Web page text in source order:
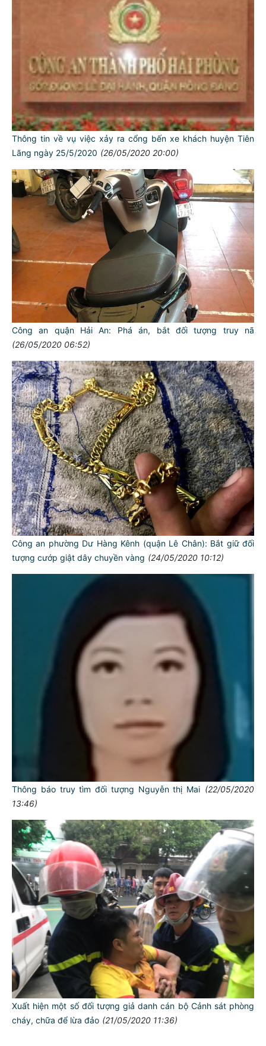
Thông tin về vụ việc xảy ra cổng bến xe khách huyện Tiên
Lãng ngày 25/5/2020 (26/05/2020 20:00)
Công an quận Hải An: Phá án, bắt đối tượng truy nã
(26/05/2020 06:52)
Công an phường Dư Hàng Kênh (quận Lê Chân): Bắt giữ đối
tượng cướp giật dây chuyền vàng (24/05/2020 10:12)
Thông báo truy tìm đối tượng Nguyễn thị Mai (22/05/2020
13:46)
Xuất hiện một số đối tượng giả danh cán bộ Cảnh sát phòng
cháy, chữa để lừa đảo (21/05/2020 11:36)
TƯ CÁCH
NGƯỜI CÔNG AN CÁCH MỆNH LÀ: